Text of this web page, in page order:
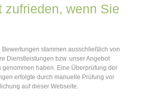
zufrieden, wenn Sie
Bewertungen stammen ausschließlich von
Dienstleistungen bzw. unser Angebot
genommen haben. Eine Überprüfung der
erfolgte durch manuelle Prüfung vor
auf dieser Webseite.